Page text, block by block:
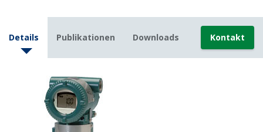
Details Publikationen Downloads Kontakt